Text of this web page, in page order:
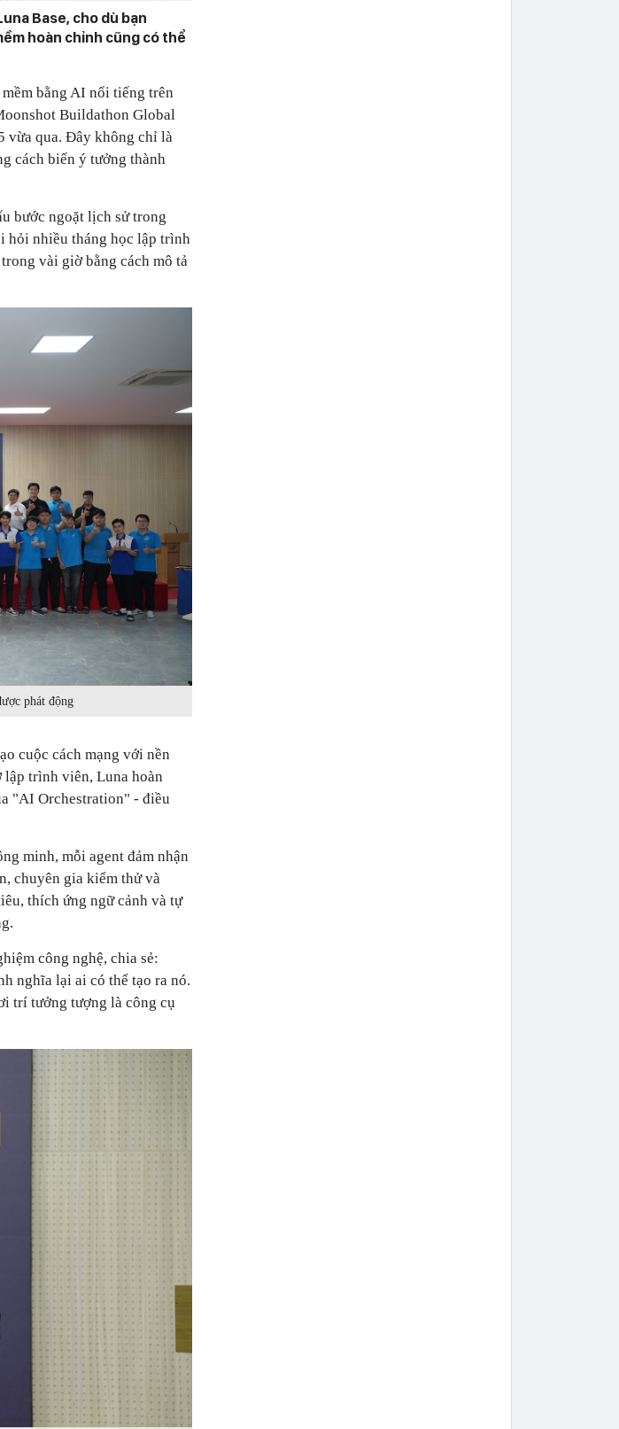
Base, cho dù bạn
hoàn chỉnh cũng có thể
bằng AI nổi tiếng trên
Buildathon Global
vừa qua. Đây không chỉ là
cách biến ý tưởng thành
bước ngoặt lịch sử trong
hỏi nhiều tháng học lập trình
vài giờ bằng cách mô tả
phát động
cuộc cách mạng với nền
trình viên, Luna hoàn
"AI Orchestration" - điều
minh, mỗi agent đảm nhận
chuyên gia kiểm thử và
thích ứng ngữ cảnh và tự
công nghệ, chia sẻ:
nghĩa lại ai có thể tạo ra nó.
trí tưởng tượng là công cụ